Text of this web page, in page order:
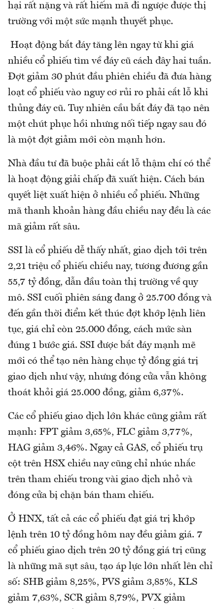
hại rất nặng và rất hiếm mã đi ngược được thị
trường với một sức mạnh thuyết phục.
Hoạt động bắt đáy tăng lên ngay từ khi giá
nhiều cổ phiếu tìm về đáy cũ cách đây hai tuần.
Đợt giảm 30 phút đầu phiên chiều đã đưa hàng
loạt cổ phiếu vào nguy cơ rủi ro phải cắt lỗ khi
thủng đáy cũ. Tuy nhiên cầu bắt đáy đã tạo nên
một chút phục hồi nhưng nối tiếp ngay sau đó
là một đợt giảm mới còn mạnh hơn.
Nhà đầu tư đã buộc phải cắt lỗ thậm chí có thể
là hoạt động giải chấp đã xuất hiện. Cách bán
quyết liệt xuất hiện ở nhiều cổ phiếu. Những
mã thanh khoản hàng đầu chiều nay đều là các
mã giảm rất sâu.
SSI là cổ phiếu dễ thấy nhất, giao dịch tới trên
2,21 triệu cổ phiếu chiều nay, tương đương gần
55,7 tỷ đồng, dẫn đầu toàn thị trường về quy
mô. SSI cuối phiên sáng đang ở 25.700 đồng và
đến gần thời điểm kết thúc đợt khớp lệnh liên
tục, giá chỉ còn 25.000 đồng, cách mức sàn
đúng 1 bước giá. SSI được bắt đáy mạnh mẽ
mới có thể tạo nên hàng chục tỷ đồng giá trị
giao dịch như vậy, nhưng đóng cửa vẫn không
thoát khỏi giá 25.000 đồng, giảm 6,37%.
Các cổ phiếu giao dịch lớn khác cũng giảm rất
mạnh: FPT giảm 3,65%, FLC giảm 3,77%,
HAG giảm 3,46%. Ngay cả GAS, cổ phiếu trụ
cột trên HSX chiều nay cũng chỉ nhúc nhắc
trên tham chiếu trong vài giao dịch nhỏ và
đóng cửa bị chặn bán tham chiếu.
Ở HNX, tất cả các cổ phiếu đạt giá trị khớp
lệnh trên 10 tỷ đồng hôm nay đều giảm giá. 7
cổ phiếu giao dịch trên 20 tỷ đồng giá trị cũng
là những mã sụt sâu, tạo áp lực lớn nhất lên chỉ
số: SHB giảm 8,25%, PVS giảm 3,85%, KLS
giảm 7,63%, SCR giảm 8,79%, PVX giảm